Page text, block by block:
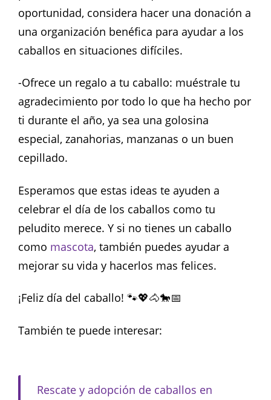
oportunidad, considera hacer una donación a
una organización benéfica para ayudar a los
caballos en situaciones difíciles.
-Ofrece un regalo a tu caballo: muéstrale tu
agradecimiento por todo lo que ha hecho por
ti durante el año, ya sea una golosina
especial, zanahorias, manzanas o un buen
cepillado.
Esperamos que estas ideas te ayuden a
celebrar el día de los caballos como tu
peludito merece. Y si no tienes un caballo
como mascota, también puedes ayudar a
mejorar su vida y hacerlos mas felices.
¡Feliz día del caballo! 🐾💖🐴🐎📅
También te puede interesar:
Rescate y adopción de caballos en